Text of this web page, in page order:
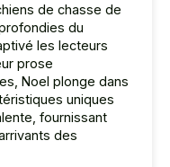
de chasse de
du
les lecteurs
prose
Noel plonge dans
uniques
fournissant
des